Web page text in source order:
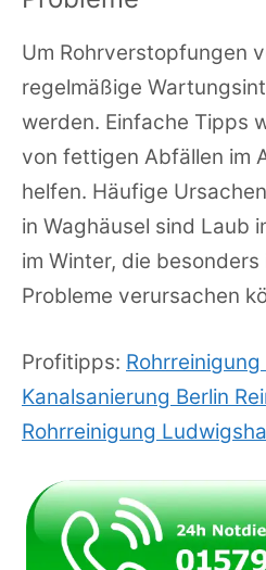
Um Rohrverstopfungen
regelmäßige
werden. Einfache Tipps
von fettigen Abfällen im
helfen. Häufige
in Waghäusel sind Laub
im Winter, die
Probleme verursachen
Profitipps:
Kanalsanierung Berlin
Rohrreinigung